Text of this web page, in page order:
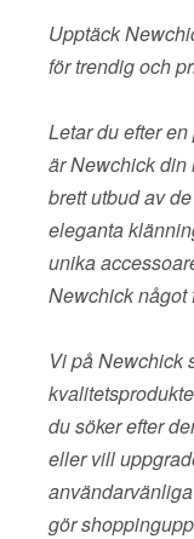
Upptäck
för trendig och
Letar du efter
är Newchick din
brett utbud av
eleganta
unika
Newchick något
Vi på Newchick
du söker efter
eller vill
gör